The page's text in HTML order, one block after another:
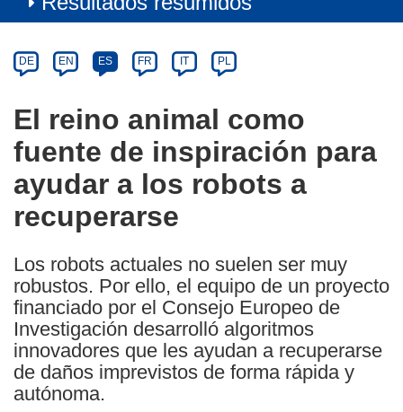
Category
Article
available
the
following
languages:
DE EN ES FR IT PL
El reino animal como
fuente de inspiración para
ayudar a los robots a
recuperarse
Los robots actuales no suelen ser muy
robustos. Por ello, el equipo de un proyecto
financiado por el Consejo Europeo de
Investigación desarrolló algoritmos
innovadores que les ayudan a recuperarse
de daños imprevistos de forma rápida y
autónoma.